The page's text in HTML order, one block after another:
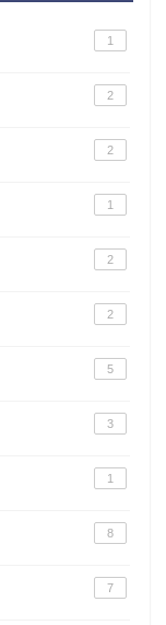
1
2
2
1
2
2
5
3
1
8
7